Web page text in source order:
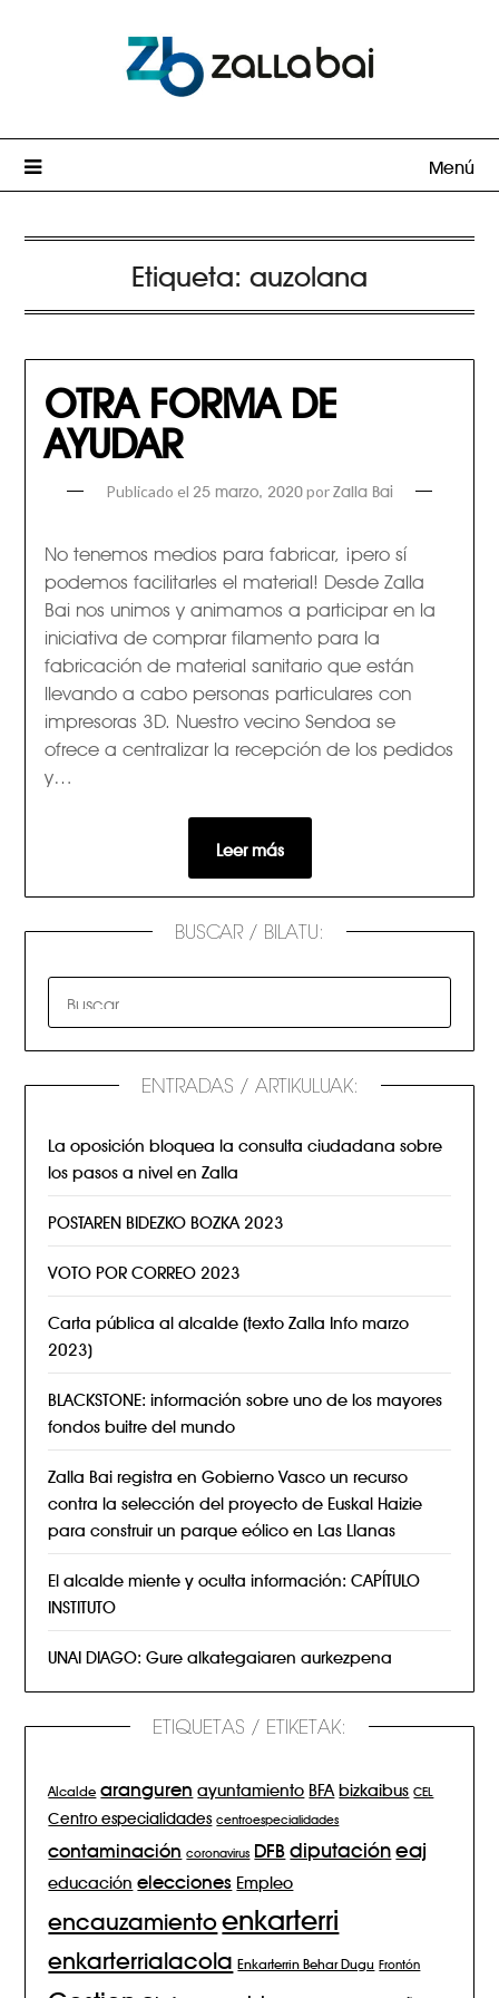
Menú
Etiqueta: auzolana
OTRA FORMA DE
AYUDAR
Publicado el 25 marzo, 2020 por Zalla Bai
No tenemos medios para fabricar, ¡pero sí
podemos facilitarles el material! Desde Zalla
Bai nos unimos y animamos a participar en la
iniciativa de comprar filamento para la
fabricación de material sanitario que están
llevando a cabo personas particulares con
impresoras 3D. Nuestro vecino Sendoa se
ofrece a centralizar la recepción de los pedidos
y…
Leer más
BUSCAR / BILATU:
ENTRADAS / ARTIKULUAK:
La oposición bloquea la consulta ciudadana sobre
los pasos a nivel en Zalla
POSTAREN BIDEZKO BOZKA 2023
VOTO POR CORREO 2023
Carta pública al alcalde (texto Zalla Info marzo
2023)
BLACKSTONE: información sobre uno de los mayores
fondos buitre del mundo
Zalla Bai registra en Gobierno Vasco un recurso
contra la selección del proyecto de Euskal Haizie
para construir un parque eólico en Las Llanas
El alcalde miente y oculta información: CAPÍTULO
INSTITUTO
UNAI DIAGO: Gure alkategaiaren aurkezpena
ETIQUETAS / ETIKETAK:
Alcalde aranguren ayuntamiento BFA bizkaibus CEL
Centro especialidades centroespecialidades
contaminación coronavirus DFB diputación eaj
educación elecciones Empleo
encauzamiento enkarterri
enkarterrialacola Enkarterrin Behar Dugu Frontón